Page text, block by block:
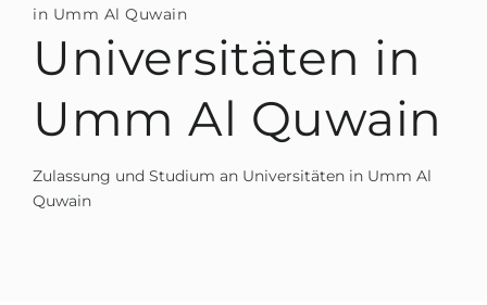
Bachelor & Master
Vorkurse an der Hochschule
Sprachschulen
Nach der Schule bewerben
Hochschulwechsel
Master in Deutschland
Zweitstudium
Für Eltern
in Umm Al Quwain
Universitäten in
Umm Al Quwain
Zulassung und Studium an Universitäten in Umm Al
Quwain